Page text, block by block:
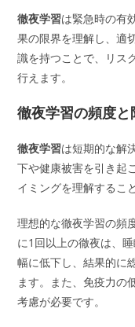
徹夜学習は緊急時の有
果の限界を理解し、適
識を持つことで、リス
行えます。
徹夜学習の頻度と
徹夜学習は短期的な解
下や健康被害を引き起
イミングを理解するこ
理想的な徹夜学習の頻
に1回以上の徹夜は、
幅に低下し、結果的に
ます。また、免疫力の
考慮が必要です。